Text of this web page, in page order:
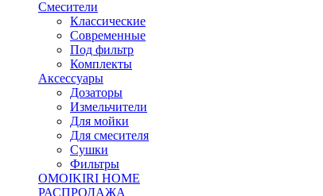
Смесители
Классические
Современные
Под фильтр
Комплекты
Аксессуары
Дозаторы
Измельчители
Для мойки
Для смесителя
Сушки
Фильтры
OMOIKIRI HOME
РАСПРОДАЖА